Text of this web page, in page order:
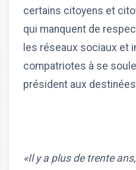
certains citoyens et
qui manquent de
les réseaux sociaux et
compatriotes à se
président aux
«Il y a plus de trente